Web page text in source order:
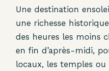
Une destination
une richesse
des heures les moins
en fin d’après-midi,
locaux, les temples ou